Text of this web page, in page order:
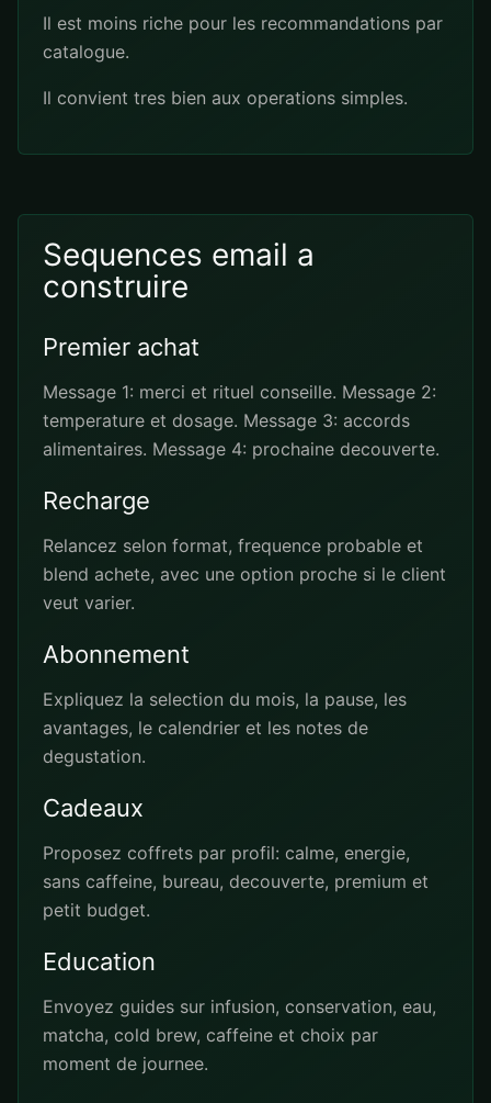
Il est moins riche pour les recommandations par
catalogue.
Il convient tres bien aux operations simples.
Sequences email a
construire
Premier achat
Message 1: merci et rituel conseille. Message 2:
temperature et dosage. Message 3: accords
alimentaires. Message 4: prochaine decouverte.
Recharge
Relancez selon format, frequence probable et
blend achete, avec une option proche si le client
veut varier.
Abonnement
Expliquez la selection du mois, la pause, les
avantages, le calendrier et les notes de
degustation.
Cadeaux
Proposez coffrets par profil: calme, energie,
sans caffeine, bureau, decouverte, premium et
petit budget.
Education
Envoyez guides sur infusion, conservation, eau,
matcha, cold brew, caffeine et choix par
moment de journee.